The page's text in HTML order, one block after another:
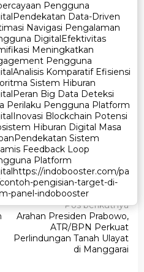
Pengguna
Pendekatan Data-Driven
Navigasi Pengalaman
DigitalEfektivitas
Meningkatkan
Pengguna
Analisis Komparatif Efisiensi
Sistem Hiburan
Peran Big Data Deteksi
Perilaku Pengguna Platform
Inovasi Blockchain Potensi
Hiburan Digital Masa
Pendekatan Sistem
Feedback Loop
Platform
https://indobooster.com/pa
pengisian-target-di-
panel-indobooster
Pengguna
Pendekatan Data-Driven
Navigasi Pengalaman
DigitalEfektivitas
Meningkatkan
Pengguna
Analisis Komparatif Efisiensi
Sistem Hiburan
Peran Big Data Deteksi
Perilaku Pengguna Platform
Inovasi Blockchain Potensi
Hiburan Digital Masa
Pendekatan Sistem
Feedback Loop
Platform
https://indobooster.com/pa
pengisian-target-di-
panel-indobooster
diikuti para Kepala
Sumba dan unsur
Timur. Pada
penyerahan
Kabupaten
Daerah sebagai
pertanahan. (Putri)
Kami
Pos berikutnya
Arahan Presiden Prabowo,
ATR/BPN Perkuat
Perlindungan Tanah Ulayat
di Manggarai